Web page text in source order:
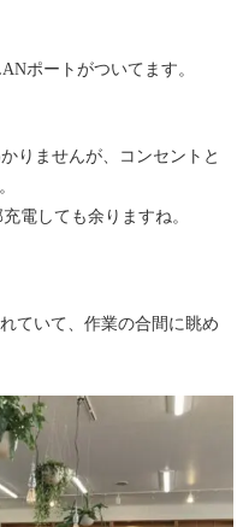
ポートがついてます。
りませんが、コンセントと
電しても余りますね。
ていて、作業の合間に眺め